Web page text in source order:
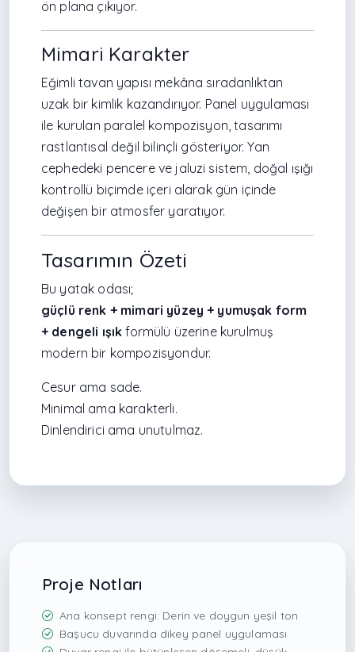
ön plana çıkıyor.
Mimari Karakter
Eğimli tavan yapısı mekâna sıradanlıktan
uzak bir kimlik kazandırıyor. Panel uygulaması
ile kurulan paralel kompozisyon, tasarımı
rastlantısal değil bilinçli gösteriyor. Yan
cephedeki pencere ve jaluzi sistem, doğal ışığı
kontrollü biçimde içeri alarak gün içinde
değişen bir atmosfer yaratıyor.
Tasarımın Özeti
Bu yatak odası;
güçlü renk + mimari yüzey + yumuşak form
+ dengeli ışık formülü üzerine kurulmuş
modern bir kompozisyondur.
Cesur ama sade.
Minimal ama karakterli.
Dinlendirici ama unutulmaz.
Proje Notları
Ana konsept rengi: Derin ve doygun yeşil ton
Başucu duvarında dikey panel uygulaması